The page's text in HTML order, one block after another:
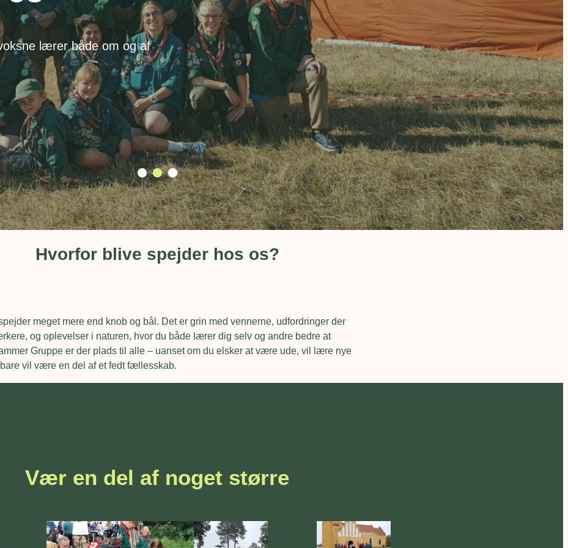
lærer både om og af
Hvorfor blive spejder hos os?
meget mere end knob og bål. Det er grin med vennerne, udfordringer der
og oplevelser i naturen, hvor du både lærer dig selv og andre bedre at
Gruppe er der plads til alle – uanset om du elsker at være ude, vil lære nye
vil være en del af et fedt fællesskab.
Vær en del af noget større